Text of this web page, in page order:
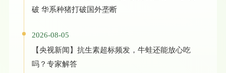
破 华系种猪打破国外垄断
2026-08-05
【央视新闻】抗生素超标频发，牛蛙还能放心吃
吗？专家解答